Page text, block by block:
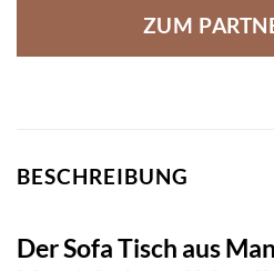
ZUM
BESCHREIBUNG
Der Sofa Tisch aus